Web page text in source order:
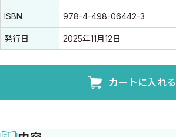
ISBN 978-4-498-06442-3
発行日 2025年11月12日
カートに入れる